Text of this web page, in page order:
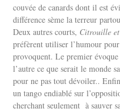
couvée de canards dont il est
différence sème la terreur
Deux autres courts, Citrouille
préfèrent utiliser l’humour
provoquent. Le premier
l’autre ce que serait le monde
pour ne pas tout dévoiler..
un tango endiablé sur
cherchant seulement à sauver